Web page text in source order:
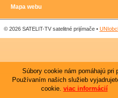
Mapa webu
© 2026 SATELIT-TV satelitné prijímače •
Súbory cookie nám pomáhajú
Používaním našich služieb
cookie. viac informácií